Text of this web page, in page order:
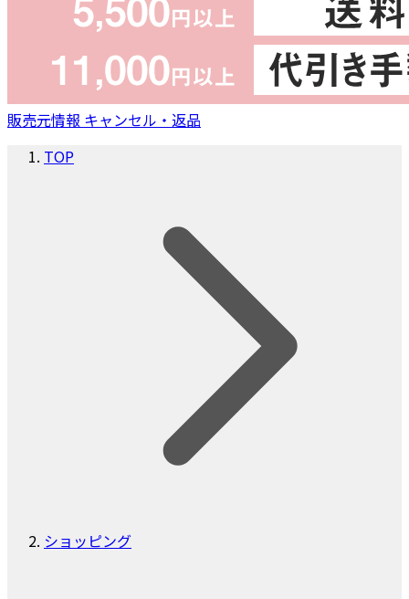
販売元情報 キャンセル・返品
TOP
ショッピング